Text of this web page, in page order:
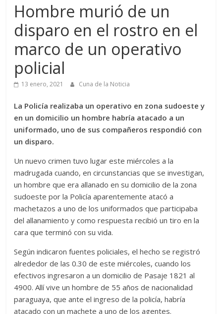
Hombre murió de un
disparo en el rostro en el
marco de un operativo
policial
13 enero, 2021 Cuna de la Noticia
La Policía realizaba un operativo en zona sudoeste y
en un domicilio un hombre habría atacado a un
uniformado, uno de sus compañeros respondió con
un disparo.
Un nuevo crimen tuvo lugar este miércoles a la
madrugada cuando, en circunstancias que se investigan,
un hombre que era allanado en su domicilio de la zona
sudoeste por la Policía aparentemente atacó a
machetazos a uno de los uniformados que participaba
del allanamiento y como respuesta recibió un tiro en la
cara que terminó con su vida.
Según indicaron fuentes policiales, el hecho se registró
alrededor de las 0.30 de este miércoles, cuando los
efectivos ingresaron a un domicilio de Pasaje 1821 al
4900. Allí vive un hombre de 55 años de nacionalidad
paraguaya, que ante el ingreso de la policía, habría
atacado con un machete a uno de los agentes.